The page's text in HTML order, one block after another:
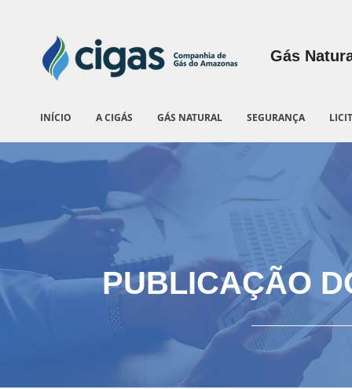
Gás
INÍCIO A CIGÁS GÁS NATURAL SEGURANÇA
PUBLICAÇÃO